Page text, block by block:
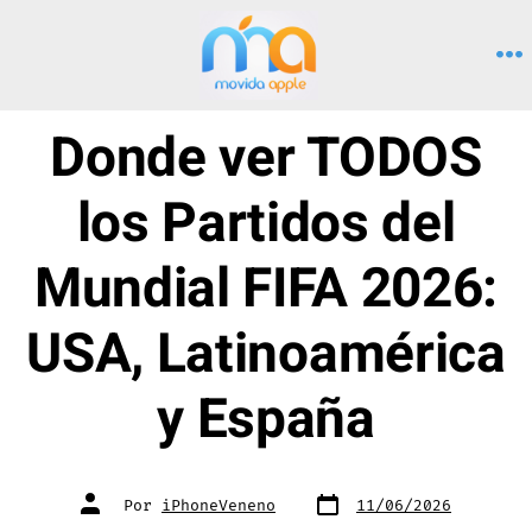
Donde ver TODOS
los Partidos del
Mundial FIFA 2026:
USA, Latinoamérica
y España
Autor
de Por iPhoneVeneno Fecha
de 11/06/2026